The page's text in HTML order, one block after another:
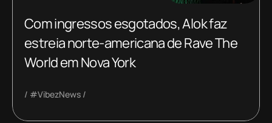
Com ingressos esgotados, Alok faz
estreia norte-americana de Rave The
World em Nova York
#VibezNews